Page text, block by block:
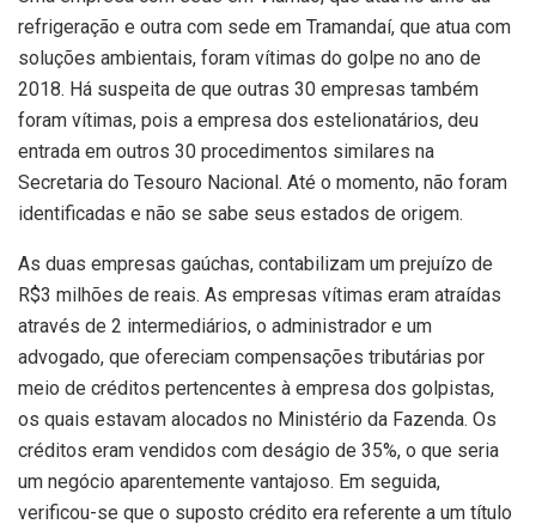
refrigeração e outra com sede em Tramandaí, que atua com
soluções ambientais, foram vítimas do golpe no ano de
2018. Há suspeita de que outras 30 empresas também
foram vítimas, pois a empresa dos estelionatários, deu
entrada em outros 30 procedimentos similares na
Secretaria do Tesouro Nacional. Até o momento, não foram
identificadas e não se sabe seus estados de origem.
As duas empresas gaúchas, contabilizam um prejuízo de
R$3 milhões de reais. As empresas vítimas eram atraídas
através de 2 intermediários, o administrador e um
advogado, que ofereciam compensações tributárias por
meio de créditos pertencentes à empresa dos golpistas,
os quais estavam alocados no Ministério da Fazenda. Os
créditos eram vendidos com deságio de 35%, o que seria
um negócio aparentemente vantajoso. Em seguida,
verificou-se que o suposto crédito era referente a um título